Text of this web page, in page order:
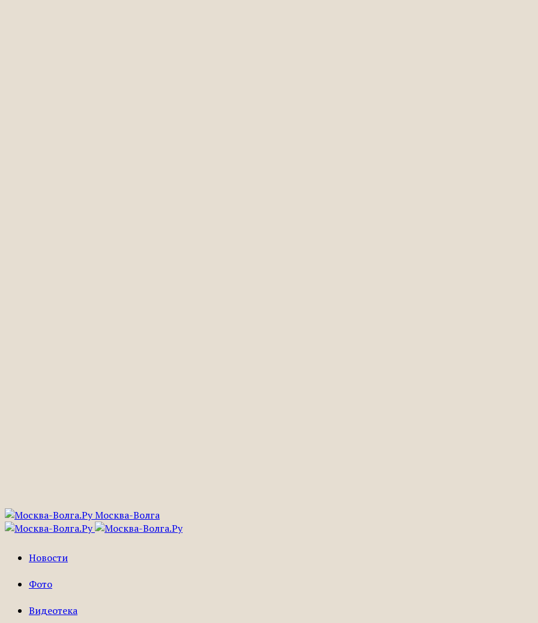
Москва-Волга
Новости
Фото
Видеотека